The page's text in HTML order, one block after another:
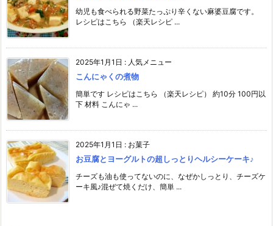
幼児も食べられる野菜たっぷり辛くない麻婆豆腐です。
レシピはこちら （楽天レシピ ...
2025年1月1日 : 人気メニュー
こんにゃくの煮物
簡単です レシピはこちら （楽天レシピ） 約10分 100円以
下 材料 こんにゃ ...
2025年1月1日 : お菓子
お豆腐とヨーグルトの超しっとりヘルシーケーキ♪
チーズも油も使ってないのに、なぜかしっとり、チーズケ
ーキ風♪混ぜて焼くだけ、簡単 ...